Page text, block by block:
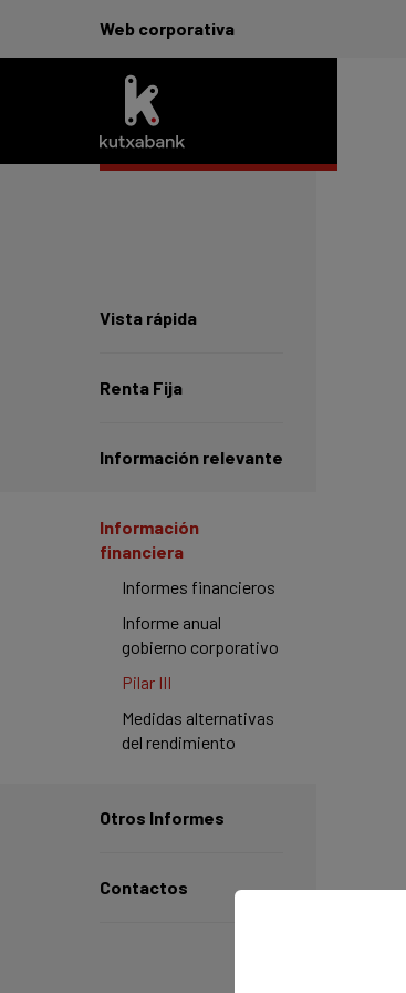
Web corporativa
Vista rápida
Renta Fija
Información relevante
Información
financiera
Informes financieros
Informe anual
gobierno corporativo
Pilar III
Medidas alternativas
del rendimiento
Otros Informes
Contactos